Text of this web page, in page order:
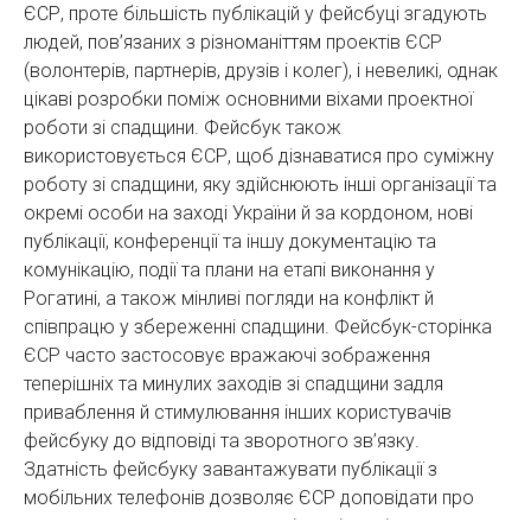
ЄСР, проте більшість публікацій у фейсбуці згадують
людей, пов’язаних з різноманіттям проектів ЄСР
(волонтерів, партнерів, друзів і колег), і невеликі, однак
цікаві розробки поміж основними віхами проектної
роботи зі спадщини. Фейсбук також
використовується ЄСР, щоб дізнаватися про суміжну
роботу зі спадщини, яку здійснюють інші організації та
окремі особи на заході України й за кордоном, нові
публікації, конференції та іншу документацію та
комунікацію, події та плани на етапі виконання у
Рогатині, а також мінливі погляди на конфлікт й
співпрацю у збереженні спадщини. Фейсбук-сторінка
ЄСР часто застосовує вражаючі зображення
теперішніх та минулих заходів зі спадщини задля
приваблення й стимулювання інших користувачів
фейсбуку до відповіді та зворотного зв’язку.
Здатність фейсбуку завантажувати публікації з
мобільних телефонів дозволяє ЄСР доповідати про